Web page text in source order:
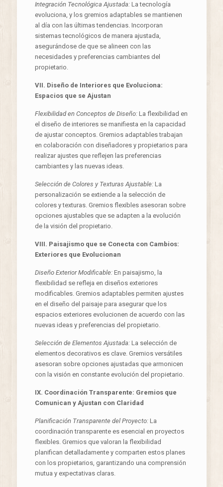
Integración Tecnológica Ajustada:La tecnología
evoluciona, y los gremios adaptables se mantienen
al día con las últimas tendencias. Incorporan
sistemas tecnológicos de manera ajustada,
asegurándose de que se alineen con las
necesidades y preferencias cambiantes del
propietario.
VII. Diseño de Interiores que Evoluciona:
Espacios que se Ajustan
Flexibilidad en Conceptos de Diseño:La flexibilidad en
el diseño de interiores se manifiesta en la capacidad
de ajustar conceptos. Gremios adaptables trabajan
en colaboración con diseñadores y propietarios para
realizar ajustes que reflejen las preferencias
cambiantes y las nuevas ideas.
Selección de Colores y Texturas Ajustable:La
personalización se extiende a la selección de
colores y texturas. Gremios flexibles asesoran sobre
opciones ajustables que se adapten a la evolución
de la visión del propietario.
VIII. Paisajismo que se Conecta con Cambios:
Exteriores que Evolucionan
Diseño Exterior Modificable:En paisajismo, la
flexibilidad se refleja en diseños exteriores
modificables. Gremios adaptables permiten ajustes
en el diseño del paisaje para asegurar que los
espacios exteriores evolucionen de acuerdo con las
nuevas ideas y preferencias del propietario.
Selección de Elementos Ajustada:La selección de
elementos decorativos es clave. Gremios versátiles
asesoran sobre opciones ajustadas que armonicen
con la visión en constante evolución del propietario.
IX. Coordinación Transparente: Gremios que
Comunican y Ajustan con Claridad
Planificación Transparente del Proyecto:La
coordinación transparente es esencial en proyectos
flexibles. Gremios que valoran la flexibilidad
planifican detalladamente y comparten estos planes
con los propietarios, garantizando una comprensión
mutua y expectativas claras.